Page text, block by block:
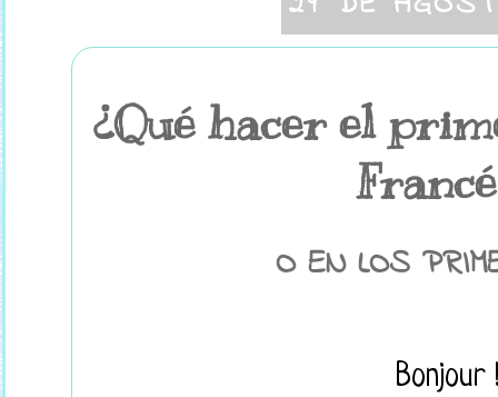
¿Qué hacer el
O EN LOS